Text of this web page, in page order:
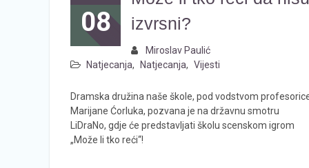
08
izvrsni?
Miroslav Paulić
Natjecanja, Natjecanja, Vijesti
Dramska družina naše škole, pod vodstvom
Marijane Ćorluka, pozvana je na državnu smotru
LiDraNo, gdje će predstavljati školu scenskom igrom
„Može li tko reći“!